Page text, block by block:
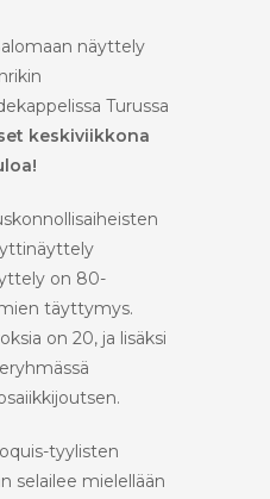
näyttely
Turussa
keskiviikkona
on 80-
täyttymys.
on 20, ja lisäksi
tyylisten
selailee mielellään